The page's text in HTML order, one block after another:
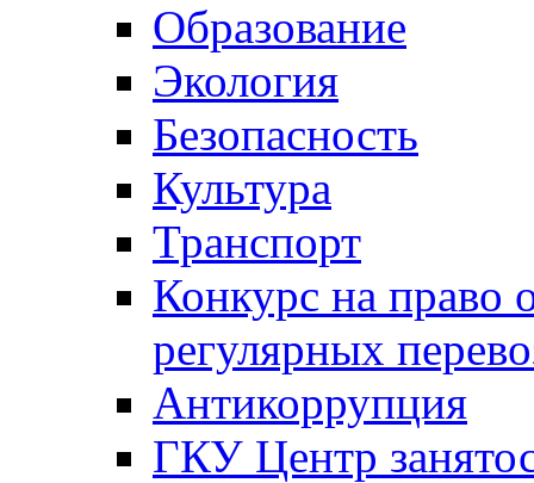
Образование
Экология
Безопасность
Культура
Транспорт
Конкурс на право
регулярных
Антикоррупция
ГКУ Центр